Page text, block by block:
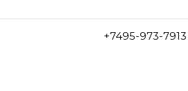
+7495-973-7913